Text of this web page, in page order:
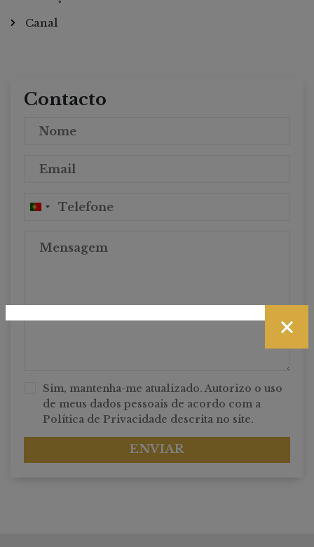
×
Canal
Contacto
Portugal
Sim, mantenha-me atualizado. Autorizo o uso
de meus dados pessoais de acordo com a
Política de Privacidade descrita no site.
ENVIAR